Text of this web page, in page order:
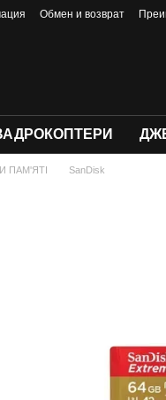
Обмен и возврат
ПАМ'ЯТІ SanDisk